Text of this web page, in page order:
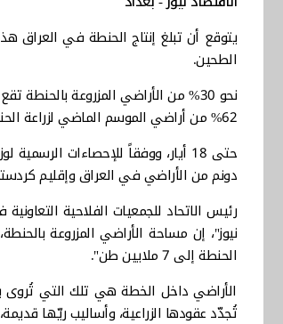
الطحين.
62% من أراضي الموسم الماضي لزراعة الحنطة نتيجة قلة الأمطار.
دونم من الأراضي في العراق وإقليم
رئيس الاتحاد للجمعيات الفلاحية
الحنطة إلى 7 ملايين طن".
الأراضي داخل الخطة هي تلك التي تُروى
تُجدّد عقودها الزراعية، وأساليب ريّها